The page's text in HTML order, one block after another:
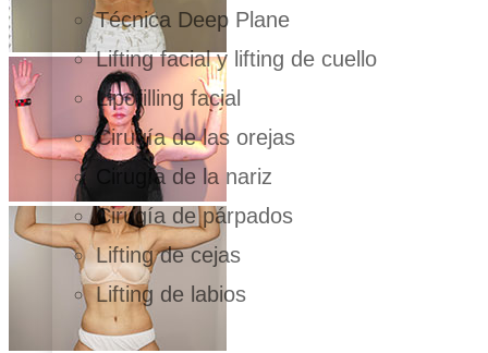
Técnica Deep Plane
Lifting facial y lifting de cuello
Lipofilling facial
Cirugía de las orejas
Cirugía de la nariz
Cirugía de párpados
Lifting de cejas
Lifting de labios